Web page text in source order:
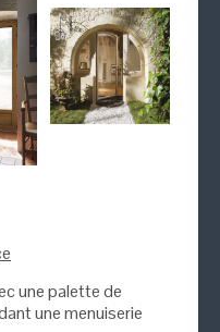
une palette de
une menuiserie